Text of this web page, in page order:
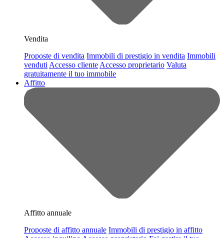
Vendita
Proposte di vendita Immobili di prestigio in vendita Immobili
venduti Accesso cliente Accesso proprietario Valuta
gratuitamente il tuo immobile
Affitto
Affitto annuale
Proposte di affitto annuale Immobili di prestigio in affitto